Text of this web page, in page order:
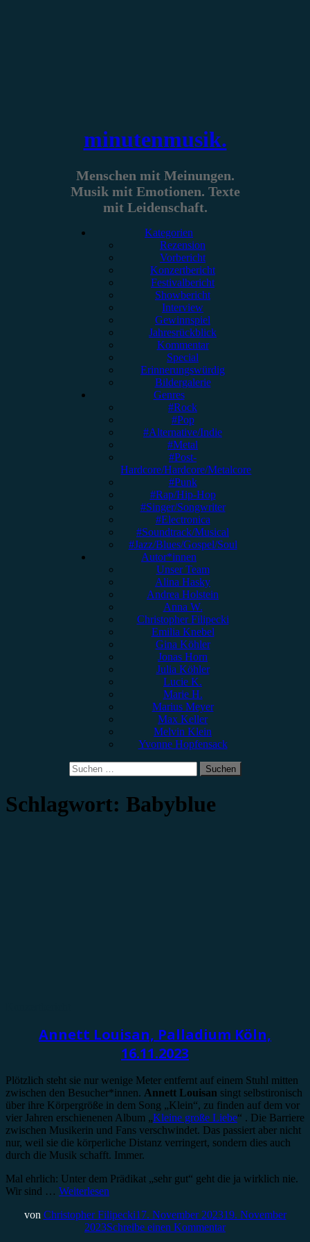
minutenmusik.
Menschen mit Meinungen.
Musik mit Emotionen. Texte
mit Leidenschaft.
Kategorien
Rezension
Vorbericht
Konzertbericht
Festivalbericht
Showbericht
Interview
Gewinnspiel
Jahresrückblick
Kommentar
Special
Erinnerungswürdig
Bildergalerie
Genres
#Rock
#Pop
#Alternative/Indie
#Metal
#Post-
Hardcore/Hardcore/Metalcore
#Punk
#Rap/Hip-Hop
#Singer/Songwriter
#Electronica
#Soundtrack/Musical
#Jazz/Blues/Gospel/Soul
Autor*innen
Unser Team
Alina Hasky
Andrea Holstein
Anna W.
Christopher Filipecki
Emilia Knebel
Gina Köhler
Jonas Horn
Julia Köhler
Lucie K.
Marie H.
Marius Meyer
Max Keller
Melvin Klein
Yvonne Hopfensack
Suchen
nach:
Schlagwort: Babyblue
Annett Louisan, Palladium Köln,
16.11.2023
Plötzlich steht sie nur wenige Meter entfernt auf einem Stuhl mitten
zwischen den Besucher*innen. Annett Louisan singt selbstironisch
über ihre Körpergröße in dem Song „Klein“, zu finden auf dem vor
vier Jahren erschienenen Album „Kleine große Liebe“ . Die Barriere
zwischen Musikerin und Fans verschwindet. Das passiert aber nicht
nur, weil sie die körperliche Distanz verringert, sondern dies auch
durch die Musik schafft. Immer.
Mal ehrlich: Unter dem Prädikat „sehr gut“ geht die ja wirklich nie.
Wir sind … Weiterlesen
von Christopher Filipecki17. November 202319. November
2023Schreibe einen Kommentar